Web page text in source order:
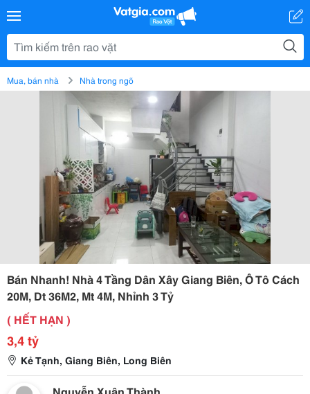
Mua, bán nhà Nhà trong ngõ
Bán Nhanh! Nhà 4 Tầng Dân Xây Giang Biên, Ô Tô Cách
20M, Dt 36M2, Mt 4M, Nhỉnh 3 Tỷ
( HẾT HẠN )
3,4 tỷ
Kẻ Tạnh, Giang Biên, Long Biên